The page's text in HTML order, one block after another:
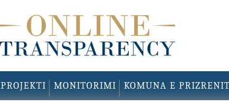
PROJEKTI MONITORIMI KOMUNA E PRIZRENIT